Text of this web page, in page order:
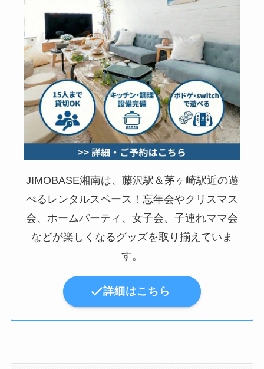
JIMOBASE湘南は、藤沢駅＆茅ヶ崎駅近の遊
べるレンタルスペース！忘年会やクリスマス
会、ホームパーティ、女子会、子連れママ会
などが楽しくなるグッズを取り揃えていま
す。
詳細はこちら